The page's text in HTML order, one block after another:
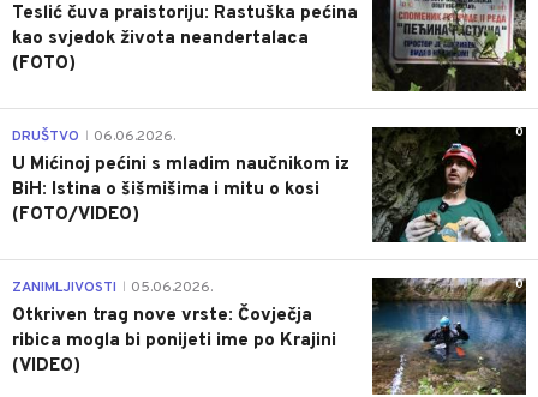
Teslić čuva praistoriju: Rastuška pećina
kao svjedok života neandertalaca
(FOTO)
0
DRUŠTVO 06.06.2026.
U Mićinoj pećini s mladim naučnikom iz
BiH: Istina o šišmišima i mitu o kosi
(FOTO/VIDEO)
0
ZANIMLJIVOSTI 05.06.2026.
Otkriven trag nove vrste: Čovječja
ribica mogla bi ponijeti ime po Krajini
(VIDEO)